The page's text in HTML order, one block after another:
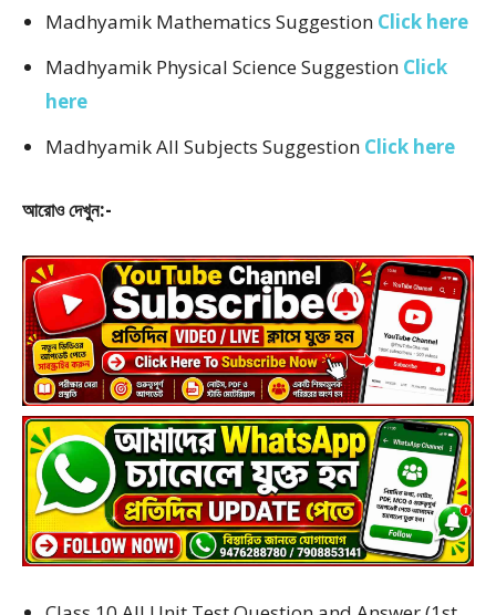
Madhyamik Mathematics Suggestion Click here
Madhyamik Physical Science Suggestion Click
here
Madhyamik All Subjects Suggestion Click here
আরোও দেখুন:-